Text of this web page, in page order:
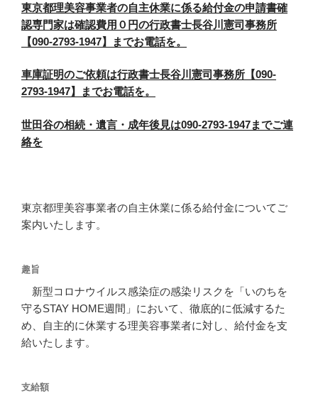
東京都理美容事業者の自主休業に係る給付金の申請書確
認専門家は確認費用０円の行政書士長谷川憲司事務所
【090-2793-1947】までお電話を。
車庫証明のご依頼は行政書士長谷川憲司事務所【090-
2793-1947】までお電話を。
世田谷の相続・遺言・成年後見は090-2793-1947までご連
絡を
東京都理美容事業者の自主休業に係る給付金についてご
案内いたします。
趣旨
新型コロナウイルス感染症の感染リスクを「いのちを
守るSTAY HOME週間」において、徹底的に低減するた
め、自主的に休業する理美容事業者に対し、給付金を支
給いたします。
支給額